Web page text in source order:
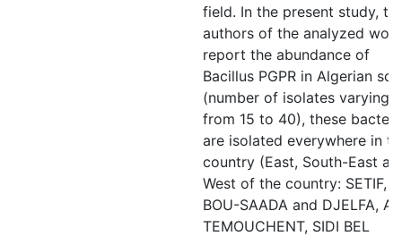
field. In the present study,
authors of the analyzed
report the abundance of
Bacillus PGPR in Algerian
(number of isolates varying
from 15 to 40), these
are isolated everywhere in
country (East, South-East
West of the country: SETIF,
BOU-SAADA and DJELFA,
TEMOUCHENT, SIDI BEL